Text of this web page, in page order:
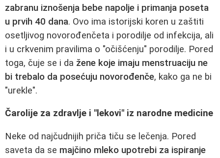
zabranu iznošenja bebe napolje i primanja poseta
u prvih 40 dana. Ovo ima istorijski koren u zaštiti
osetljivog novorođenčeta i porodilje od infekcija, ali
i u crkvenim pravilima o "očišćenju" porodilje. Pored
toga, čuje se i da žene koje imaju menstruaciju ne
bi trebalo da posećuju novorođenče, kako ga ne bi
"urekle".
Čarolije za zdravlje i "lekovi" iz narodne medicine
Neke od najčudnijih priča tiču se lečenja. Pored
saveta da se majčino mleko upotrebi za ispiranje